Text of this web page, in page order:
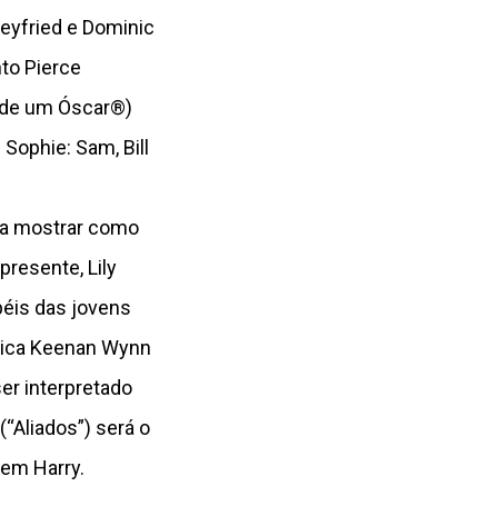
e Dominic
Pierce
um Óscar®)
Sam, Bill
mostrar como
Lily
das jovens
Keenan Wynn
interpretado
será o
Harry.